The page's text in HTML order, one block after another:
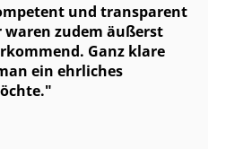
und transparent
zudem äußerst
Ganz klare
ein ehrliches